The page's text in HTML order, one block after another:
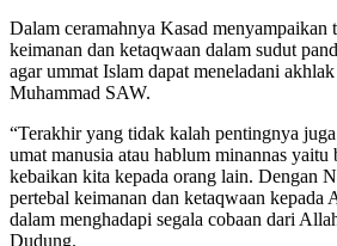
Dalam ceramahnya Kasad menyampaikan
keimanan dan ketaqwaan dalam sudut
agar ummat Islam dapat meneladani
Muhammad SAW.
“Terakhir yang tidak kalah pentingnya
umat manusia atau hablum minannas yaitu
kebaikan kita kepada orang lain. Dengan
pertebal keimanan dan ketaqwaan kepada
dalam menghadapi segala cobaan dari
Dudung.